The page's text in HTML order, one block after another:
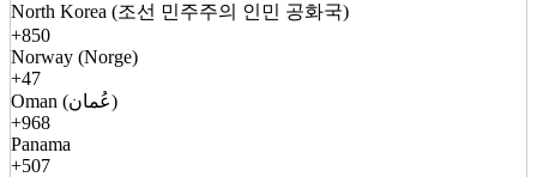
North Korea (조선 민주주의 인민 공화국)
+850
Norway (Norge)
+47
Oman (عُمان)
+968
Panama
+507